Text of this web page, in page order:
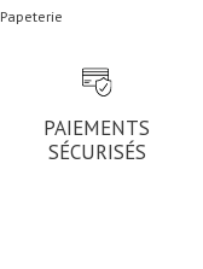
Papeterie
PAIEMENTS
SÉCURISÉS